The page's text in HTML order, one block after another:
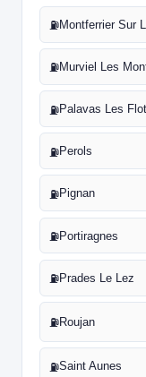
⛽Montferrier Sur
⛽Murviel Les
⛽Palavas Les
⛽Perols
⛽Pignan
⛽Portiragnes
⛽Prades Le Lez
⛽Roujan
⛽Saint Aunes